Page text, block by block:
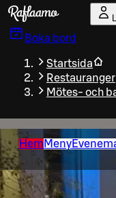
Gå till huvudinnehållet
Boka bord
Startsida
Restauranger
Mötes- och
Hem Meny